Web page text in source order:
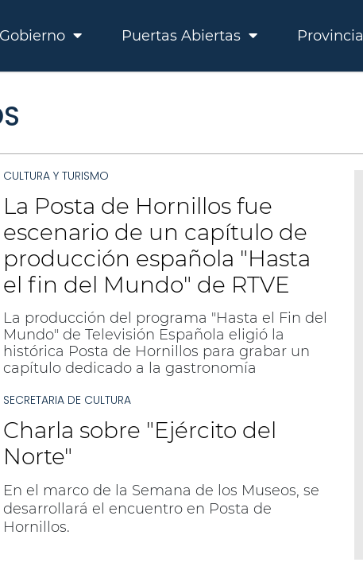
Gobierno Puertas Abiertas Provincia
CULTURA Y TURISMO
La Posta de Hornillos fue
escenario de un capítulo de
producción española "Hasta
el fin del Mundo" de RTVE
La producción del programa "Hasta el Fin del
Mundo" de Televisión Española eligió la
histórica Posta de Hornillos para grabar un
capítulo dedicado a la gastronomía
SECRETARIA DE CULTURA
Charla sobre "Ejército del
Norte"
En el marco de la Semana de los Museos, se
desarrollará el encuentro en Posta de
Hornillos.